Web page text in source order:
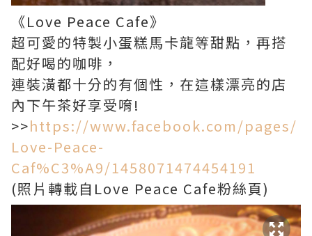
《Love Peace Cafe》
超可愛的特製小蛋糕馬卡龍等甜點，再搭
配好喝的咖啡，
連裝潢都十分的有個性，在這樣漂亮的店
內下午茶好享受唷!
>>https://www.facebook.com/pages/
Love-Peace-
Caf%C3%A9/1458071474454191
(照片轉載自Love Peace Cafe粉絲頁)